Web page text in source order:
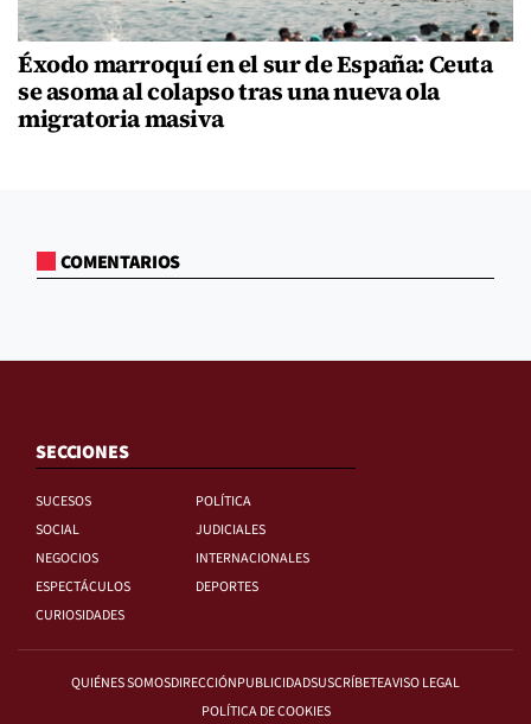
Éxodo marroquí en el sur de España: Ceuta
se asoma al colapso tras una nueva ola
migratoria masiva
COMENTARIOS
SECCIONES
SUCESOS
POLÍTICA
SOCIAL
JUDICIALES
NEGOCIOS
INTERNACIONALES
ESPECTÁCULOS
DEPORTES
CURIOSIDADES
QUIÉNES SOMOSDIRECCIÓNPUBLICIDADSUSCRÍBETEAVISO LEGAL
POLÍTICA DE COOKIES